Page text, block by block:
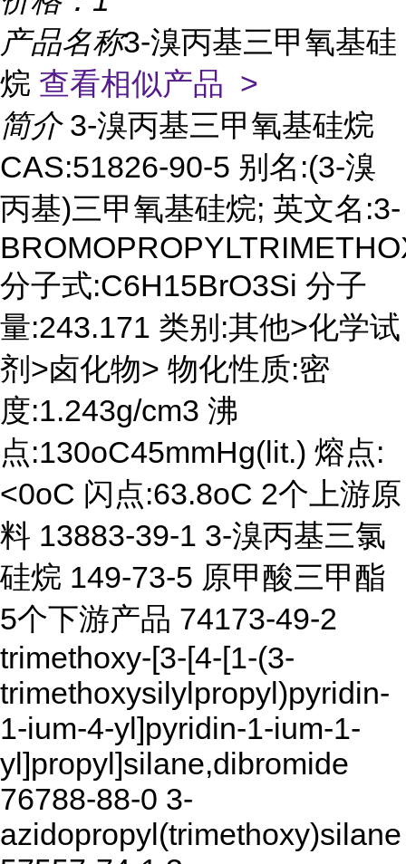
产品名称3-溴丙基三甲氧基硅
烷 查看相似产品 >
简介 3-溴丙基三甲氧基硅烷
CAS:51826-90-5 别名:(3-溴
丙基)三甲氧基硅烷; 英文名:3-
分子式:C6H15BrO3Si 分子
量:243.171 类别:其他>化学试
剂>卤化物> 物化性质:密
度:1.243g/cm3 沸
点:130oC45mmHg(lit.) 熔点:
<0oC 闪点:63.8oC 2个上游原
料 13883-39-1 3-溴丙基三氯
硅烷 149-73-5 原甲酸三甲酯
5个下游产品 74173-49-2
trimethoxy-[3-[4-[1-(3-
trimethoxysilylpropyl)pyridin-
1-ium-4-yl]pyridin-1-ium-1-
yl]propyl]silane,dibromide
76788-88-0 3-
azidopropyl(trimethoxy)silane